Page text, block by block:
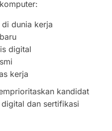
dunia kerja
digital
kerja
kandidat
dan sertifikasi